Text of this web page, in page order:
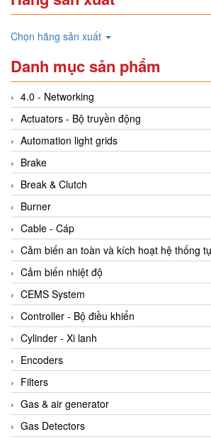
Chọn hãng sản xuất
Danh mục sản phẩm
4.0 - Networking
Actuators - Bộ truyền động
Automation light grids
Brake
Break & Clutch
Burner
Cable - Cáp
Cảm biến an toàn và kích hoạt hệ thống
Cảm biến nhiệt độ
CEMS System
Controller - Bộ điều khiển
Cylinder - Xi lanh
Encoders
Filters
Gas & air generator
Gas Detectors